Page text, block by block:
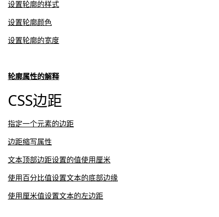
设置轮廓的样式
设置轮廓颜色
设置轮廓的宽度
轮廓属性的解释
CSS边距
指定一个元素的边距
边距缩写属性
文本顶部边距设置的值使用厘米
使用百分比值设置文本的底部边缘
使用厘米值设置文本的左边距